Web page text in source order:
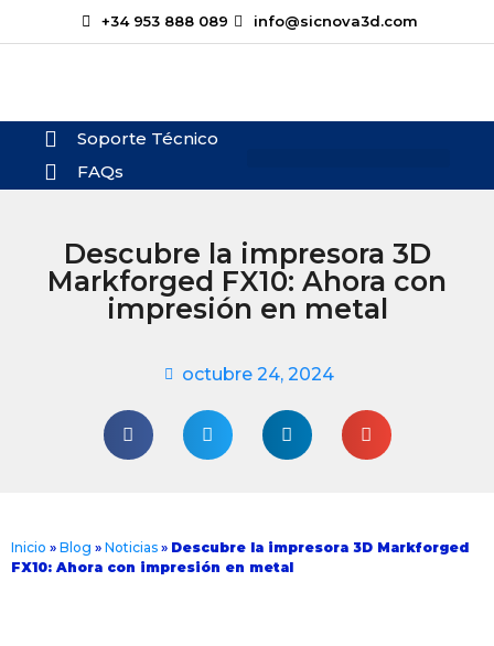
+34 953 888 089 info@sicnova3d.com
Soporte Técnico
FAQs
Descubre la impresora 3D
Markforged FX10: Ahora con
impresión en metal
octubre 24, 2024
Inicio » Blog » Noticias » Descubre la impresora 3D Markforged
FX10: Ahora con impresión en metal